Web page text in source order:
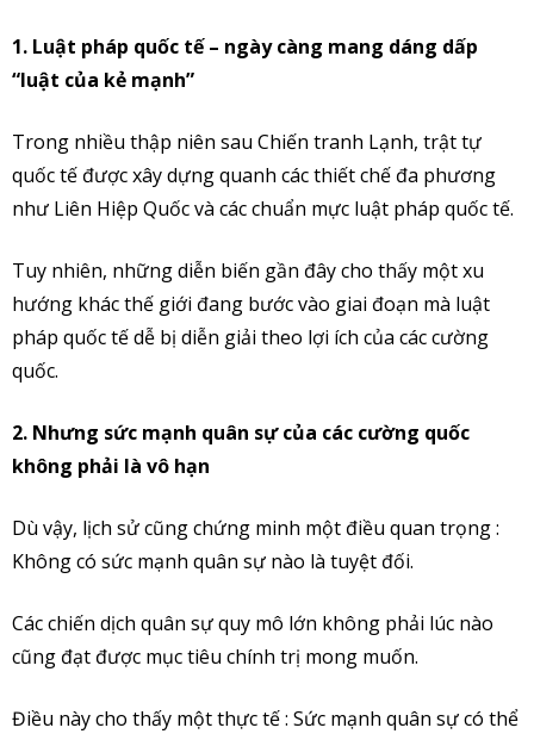
1. Luật pháp quốc tế – ngày càng mang dáng dấp
“luật của kẻ mạnh”
Trong nhiều thập niên sau Chiến tranh Lạnh, trật tự
quốc tế được xây dựng quanh các thiết chế đa phương
như Liên Hiệp Quốc và các chuẩn mực luật pháp quốc tế.
Tuy nhiên, những diễn biến gần đây cho thấy một xu
hướng khác thế giới đang bước vào giai đoạn mà luật
pháp quốc tế dễ bị diễn giải theo lợi ích của các cường
quốc.
2. Nhưng sức mạnh quân sự của các cường quốc
không phải là vô hạn
Dù vậy, lịch sử cũng chứng minh một điều quan trọng :
Không có sức mạnh quân sự nào là tuyệt đối.
Các chiến dịch quân sự quy mô lớn không phải lúc nào
cũng đạt được mục tiêu chính trị mong muốn.
Điều này cho thấy một thực tế : Sức mạnh quân sự có thể